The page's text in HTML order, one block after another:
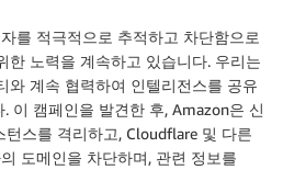
를 적극적으로 추적하고 차단함으로
한 노력을 계속하고 있습니다. 우리는
와 계속 협력하여 인텔리전스를 공유
이 캠페인을 발견한 후, Amazon은 신
턴스를 격리하고, Cloudflare 및 다른
도메인을 차단하며, 관련 정보를